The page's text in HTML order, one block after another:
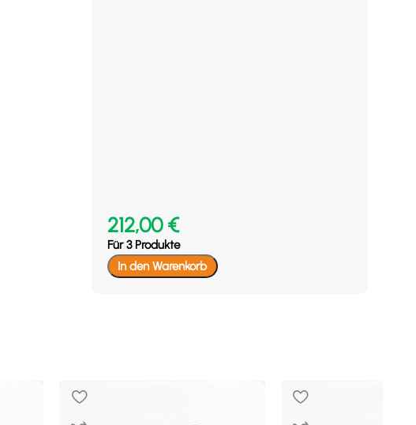
212,00€
Für 3 Produkte
In den Warenkorb